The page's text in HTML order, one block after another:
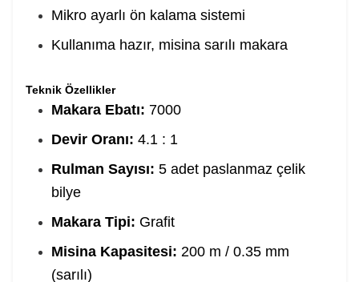
Mikro ayarlı ön kalama sistemi
Kullanıma hazır, misina sarılı makara
Teknik Özellikler
Makara Ebatı: 7000
Devir Oranı: 4.1 : 1
Rulman Sayısı: 5 adet paslanmaz çelik
bilye
Makara Tipi: Grafit
Misina Kapasitesi: 200 m / 0.35 mm
(sarılı)